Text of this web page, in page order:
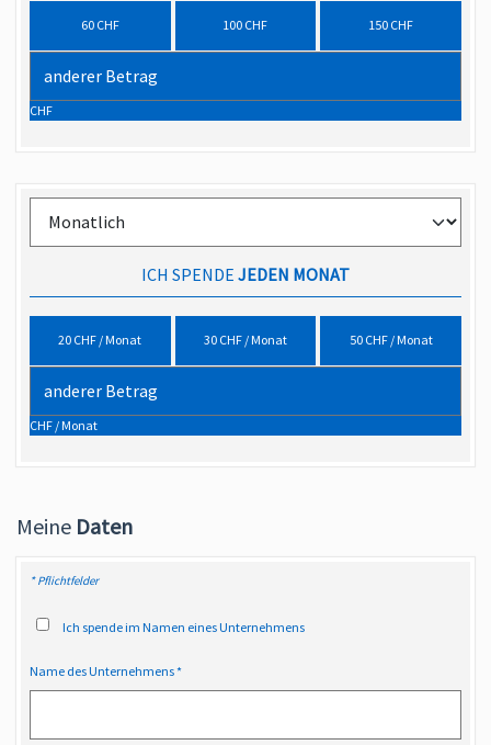
60 CHF 100 CHF 150 CHF
CHF
ICH SPENDE JEDEN MONAT
20 CHF / Monat 30 CHF / Monat 50 CHF / Monat
CHF / Monat
Meine Daten
* Pflichtfelder
Ich spende im Namen eines Unternehmens
Name des Unternehmens